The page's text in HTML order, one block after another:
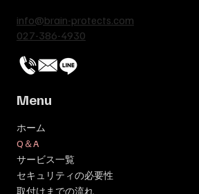
Menu
ホーム
Q＆A
サービス一覧
セキュリティの必要性
取付けまでの流れ
info@brain-protects.com
​027-386-4930